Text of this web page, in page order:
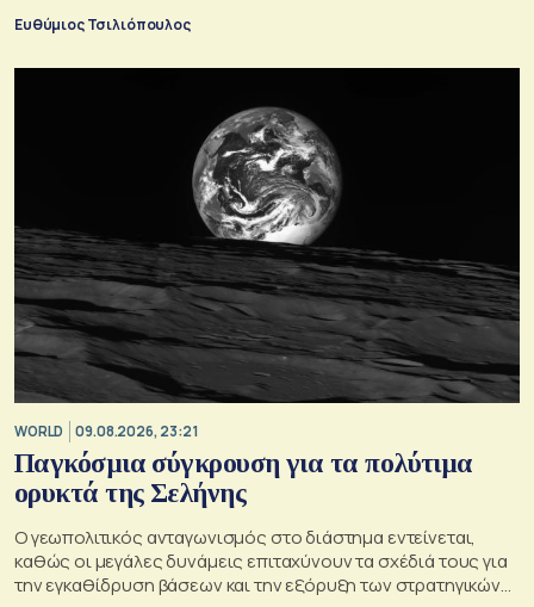
Ευθύμιος Τσιλιόπουλος
WORLD 09.08.2026, 23:21
Παγκόσμια σύγκρουση για τα πολύτιμα
ορυκτά της Σελήνης
Ο γεωπολιτικός ανταγωνισμός στο διάστημα εντείνεται,
καθώς οι μεγάλες δυνάμεις επιταχύνουν τα σχέδιά τους για
την εγκαθίδρυση βάσεων και την εξόρυξη των στρατηγικών